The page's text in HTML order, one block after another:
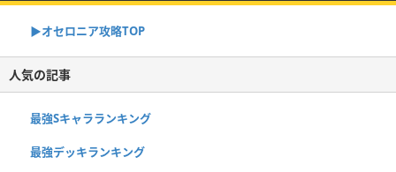
▶︎オセロニア攻略TOP
人気の記事
最強Sキャラランキング
最強デッキランキング